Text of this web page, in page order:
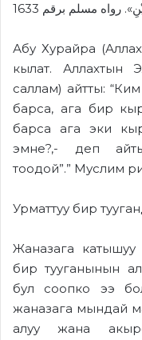
رواه مسلم برقم 1633
Абу Хурайра (
кылат. Аллахтын
саллам) айтты:
барса, ага бир
барса ага эки
эмне?,- деп
тоодой”.” Муслим
Урматтуу бир ту
Жаназага катышуу
бир тууганынын
бул соопко ээ
жаназага мындай
алуу жана